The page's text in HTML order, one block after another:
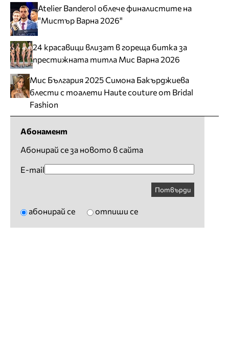
Atelier Banderol облече финалистите на
"Мистър Варна 2026"
24 красавици влизат в гореща битка за
престижната титла Мис Варна 2026
Мис България 2025 Симона Бакърджиева
блести с тоалети Haute couture от Bridal
Fashion
Абонамент
Абонирай се за новото в сайта
E-mail
Потвърди
абонирай се отпиши се